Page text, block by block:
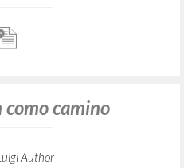
como camino
Author